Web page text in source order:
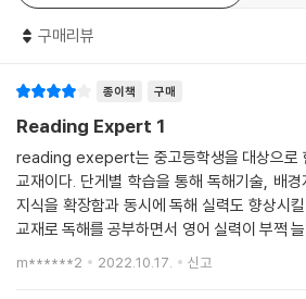
WORD REVIEW TEST UNIT 13·UNIT 14
READING 1 Conceptual Consumption
READING 2 TOEFL (The World Bank)
WORD REVIEW TEST UNIT 15
구매리뷰
종이책 구매
Reading Expert 1
reading exepert는 중고등학생을 대상으로
교재이다. 단게별 학습을 통해 독해기술, 배
지식을 확장함과 동시에 독해 실력도 향상시킬 수 있다. 고1
교재로 독해를 공부하면서 영어 실력이 부쩍
m******2 2022.10.17. 신고